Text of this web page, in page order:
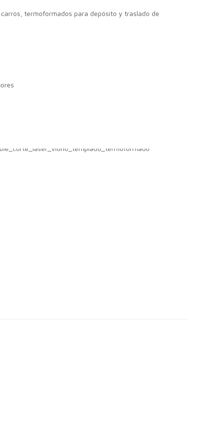
termoformados para depósito y traslado de